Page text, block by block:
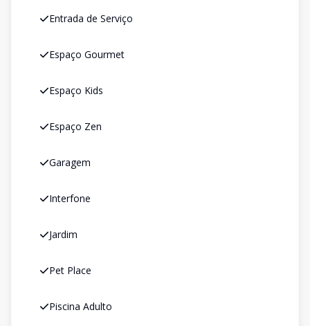
Entrada de Serviço
Espaço Gourmet
Espaço Kids
Espaço Zen
Garagem
Interfone
Jardim
Pet Place
Piscina Adulto